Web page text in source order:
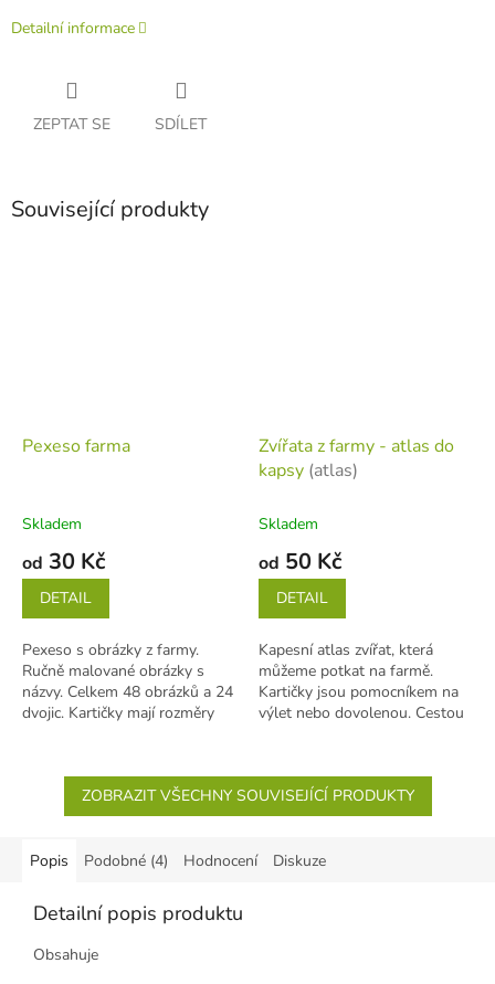
Detailní informace
ZEPTAT SE SDÍLET
Související produkty
Pexeso farma
Skladem
od 30 Kč
DETAIL
Pexeso s obrázky z farmy.
Ručně malované obrázky s
názvy. Celkem 48 obrázků a 24
dvojic. Kartičky mají rozměry
Zvířata z farmy - atlas do
kapsy (atlas)
Skladem
od 50 Kč
DETAIL
Kapesní atlas zvířat, která
můžeme potkat na farmě.
Kartičky jsou pomocníkem na
výlet nebo dovolenou. Cestou
ZOBRAZIT VŠECHNY SOUVISEJÍCÍ PRODUKTY
Popis Podobné (4) Hodnocení Diskuze
Detailní popis produktu
Obsahuje